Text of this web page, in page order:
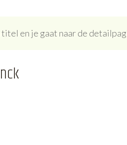
titel en je gaat naar de